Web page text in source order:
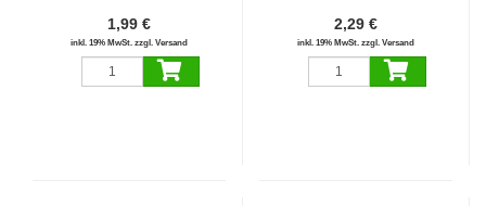
1,99 €
inkl. 19% MwSt. zzgl. Versand
2,29 €
inkl. 19% MwSt. zzgl. Versand